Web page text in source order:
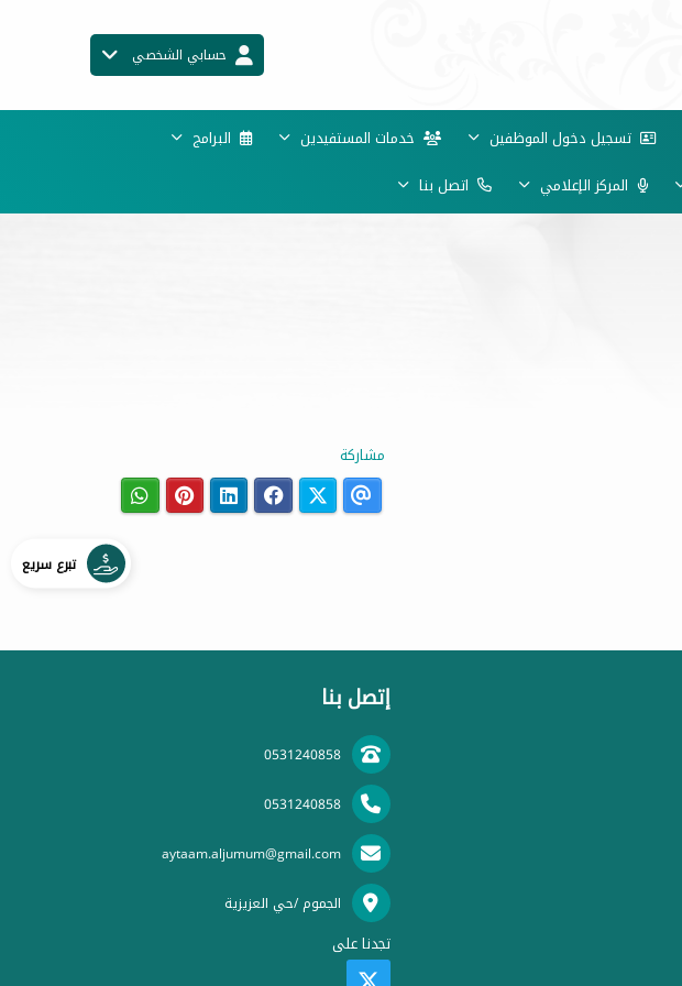
حسابي الشخصي
تسجيل دخول الموظفين خدمات المستفيدين
البرامج
المركز الإعلامي اتصل بنا
مشاركة
إتصل بنا
0531240858
0531240858
aytaam.aljumum@gmail.com
الجموم /حي العزيزية
تجدنا على
تبرع سريع